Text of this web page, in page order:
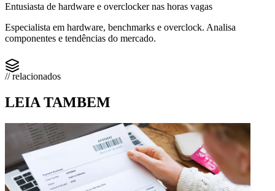
Entusiasta de hardware e overclocker nas horas vagas
Especialista em hardware, benchmarks e overclock. Analisa
componentes e tendências do mercado.
// relacionados
LEIA TAMBEM